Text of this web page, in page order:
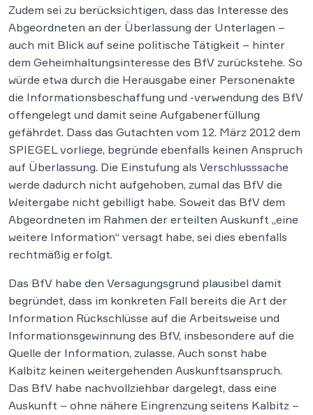
Zudem sei zu berücksichtigen, dass das Interesse des
Abgeordneten an der Überlassung der Unterlagen –
auch mit Blick auf seine politische Tätigkeit – hinter
dem Geheimhaltungsinteresse des BfV zurückstehe. So
würde etwa durch die Herausgabe einer Personenakte
die Informationsbeschaffung und -verwendung des BfV
offengelegt und damit seine Aufgabenerfüllung
gefährdet. Dass das Gutachten vom 12. März 2012 dem
SPIEGEL vorliege, begründe ebenfalls keinen Anspruch
auf Überlassung. Die Einstufung als Verschlusssache
werde dadurch nicht aufgehoben, zumal das BfV die
Weitergabe nicht gebilligt habe. Soweit das BfV dem
Abgeordneten im Rahmen der erteilten Auskunft „eine
weitere Information“ versagt habe, sei dies ebenfalls
rechtmäßig erfolgt.
Das BfV habe den Versagungsgrund plausibel damit
begründet, dass im konkreten Fall bereits die Art der
Information Rückschlüsse auf die Arbeitsweise und
Informationsgewinnung des BfV, insbesondere auf die
Quelle der Information, zulasse. Auch sonst habe
Kalbitz keinen weitergehenden Auskunftsanspruch.
Das BfV habe nachvollziehbar dargelegt, dass eine
Auskunft – ohne nähere Eingrenzung seitens Kalbitz –